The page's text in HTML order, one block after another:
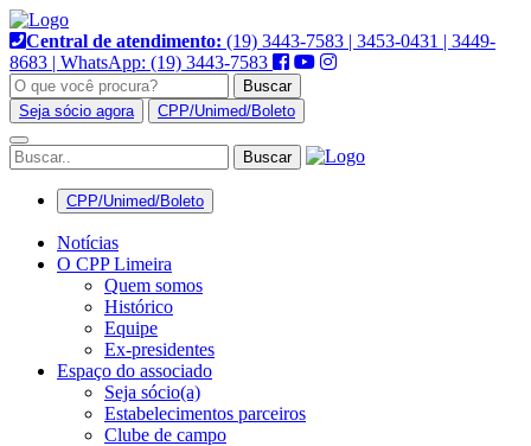
Pular
para
o
conteúdo
Central de atendimento: (19) 3443-7583 | 3453-0431 | 3449-
8683 | WhatsApp: (19) 3443-7583
Buscar
Seja sócio agora
CPP/Unimed/Boleto
Alternar
navegação
CPP/Unimed/Boleto
Notícias
O CPP Limeira
Quem somos
Histórico
Equipe
Ex-presidentes
Espaço do associado
Seja sócio(a)
Estabelecimentos parceiros
Clube de campo